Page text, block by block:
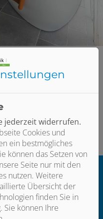
zu akzeptieren.
und
GmbH
jederzeit widerrufen.
Cookies und
ein bestmögliches
können das Setzen von
Seite nur mit den
nutzen. Weitere
Übersicht der
finden Sie in
Sie können Ihre